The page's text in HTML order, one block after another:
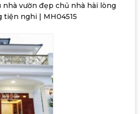
nhà vườn đẹp chủ nhà hài lòng
tiện nghi | MH04515